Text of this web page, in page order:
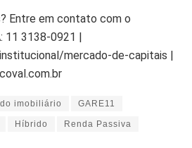
Entre em contato com o
11 3138-0921 |
mercado-de-capitais |
imobiliário GARE11
Híbrido Renda Passiva